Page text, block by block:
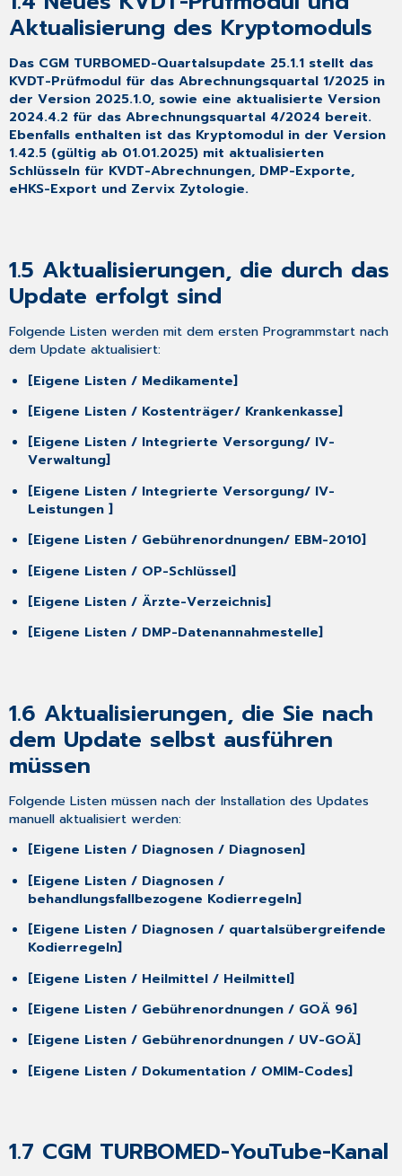
&
Änderungen
2.1 Aktualisierung
der
EBM-
Stammdaten
2.2 Elektronische
Patientenakte
(ePA
3.0)
2.4 Erweiterung
TI-
Fachanwendungen/-
um
ePA
Stufe
3
in
Kassenabrechnung
2.5 1-
Click-
Abrechnung
2.1
über
für
KV-
Gebiete
Indikatoren
2.7 Erweiterung
der
Diagnosen
bei
der
Ausstellung
elektronischen
bei
der
DAK
2.8 Aktualisierung
10-
2.9 Aktualisierung
OPS-
2.10 Ziffernzusätze
2.11 BDT-
Aktualisierung des Kryptomoduls
Das CGM TURBOMED-Quartalsupdate 25.1.1 stellt das
KVDT-Prüfmodul für das Abrechnungsquartal 1/2025 in
der Version 2025.1.0, sowie eine aktualisierte Version
2024.4.2 für das Abrechnungsquartal 4/2024 bereit.
Ebenfalls enthalten ist das Kryptomodul in der Version
1.42.5 (gültig ab 01.01.2025) mit aktualisierten
Schlüsseln für KVDT-Abrechnungen, DMP-Exporte,
eHKS-Export und Zervix Zytologie.
1.5 Aktualisierungen, die durch das
Update erfolgt sind
Folgende Listen werden mit dem ersten Programmstart nach
dem Update aktualisiert:
[Eigene Listen / Medikamente]
[Eigene Listen / Kostenträger/ Krankenkasse]
[Eigene Listen / Integrierte Versorgung/ IV-
Verwaltung]
[Eigene Listen / Integrierte Versorgung/ IV-
Leistungen ]
[Eigene Listen / Gebührenordnungen/ EBM-2010]
[Eigene Listen / OP-Schlüssel]
[Eigene Listen / Ärzte-Verzeichnis]
[Eigene Listen / DMP-Datenannahmestelle]
1.6 Aktualisierungen, die Sie nach
dem Update selbst ausführen
müssen
Folgende Listen müssen nach der Installation des Updates
manuell aktualisiert werden:
[Eigene Listen / Diagnosen / Diagnosen]
[Eigene Listen / Diagnosen /
behandlungsfallbezogene Kodierregeln]
[Eigene Listen / Diagnosen / quartalsübergreifende
Kodierregeln]
[Eigene Listen / Heilmittel / Heilmittel]
[Eigene Listen / Gebührenordnungen / GOÄ 96]
[Eigene Listen / Gebührenordnungen / UV-GOÄ]
[Eigene Listen / Dokumentation / OMIM-Codes]
1.7 CGM TURBOMED-YouTube-Kanal